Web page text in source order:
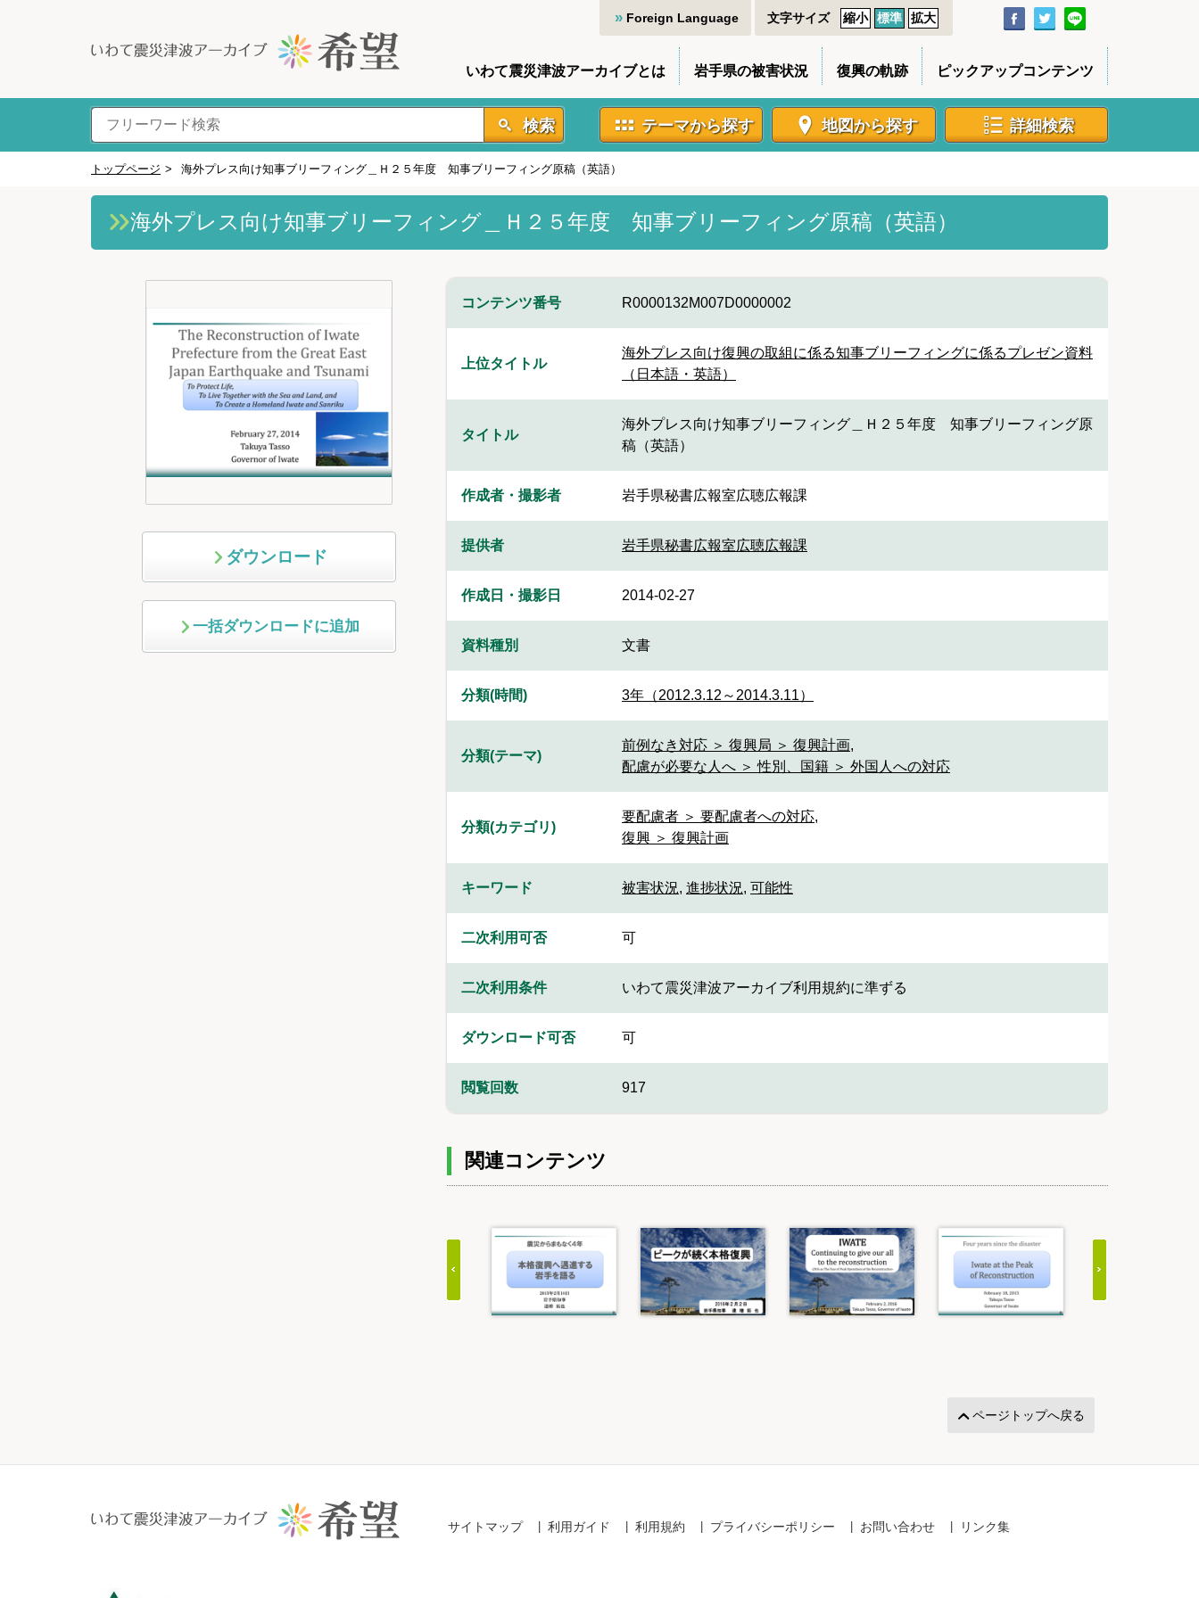
Foreign Language 文字サイズ 縮小 標準 拡大
いわて震災津波アーカイブとは 岩手県の被害状況 復興の軌跡 ピックアップコンテンツ
検索 テーマから探す 地図から探す 詳細検索
トップページ > 海外プレス向け知事ブリーフィング＿Ｈ２５年度 知事ブリーフィング原稿（英語）
海外プレス向け知事ブリーフィング＿Ｈ２５年度 知事ブリーフィング原稿（英語）
ダウンロード
一括ダウンロードに追加
コンテンツ番号 R0000132M007D0000002
上位タイトル
海外プレス向け復興の取組に係る知事ブリーフィングに係るプレゼン資料
（日本語・英語）
タイトル
海外プレス向け知事ブリーフィング＿Ｈ２５年度 知事ブリーフィング原
稿（英語）
作成者・撮影者 岩手県秘書広報室広聴広報課
提供者 岩手県秘書広報室広聴広報課
作成日・撮影日 2014-02-27
資料種別 文書
分類(時間) 3年（2012.3.12～2014.3.11）
分類(テーマ)
前例なき対応 ＞ 復興局 ＞ 復興計画,
配慮が必要な人へ ＞ 性別、国籍 ＞ 外国人への対応
分類(カテゴリ)
要配慮者 ＞ 要配慮者への対応,
復興 ＞ 復興計画
キーワード 被害状況, 進捗状況, 可能性
二次利用可否 可
二次利用条件 いわて震災津波アーカイブ利用規約に準ずる
ダウンロード可否 可
閲覧回数 917
関連コンテンツ
ページトップへ戻る
サイトマップ 利用ガイド 利用規約 プライバシーポリシー お問い合わせ リンク集